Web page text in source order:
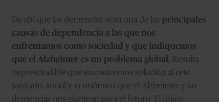
De ahí que las demencias sean una de las principales
causas de dependencia a las que nos
enfrentamos como sociedad y que indiquemos
que el Alzheimer es un problema global. Resulta
imprescindible que encontremos solución al reto
sanitario, social y económico que el Alzheimer y las
demencias nos plantean para el futuro. El único